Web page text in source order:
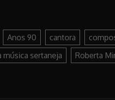
Anos 90 cantora
música sertaneja
Roberta